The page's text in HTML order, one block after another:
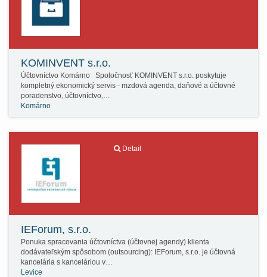
KOMINVENT s.r.o.
Účtovníctvo Komárno Spoločnosť KOMINVENT s.r.o. poskytuje
kompletný ekonomický servis - mzdová agenda, daňové a účtovné
poradenstvo, účtovníctvo,…
Komárno
Detail
IEForum, s.r.o.
Ponuka spracovania účtovníctva (účtovnej agendy) klienta
dodávateľským spôsobom (outsourcing): IEForum, s.r.o. je účtovná
kancelária s kanceláriou v…
Levice